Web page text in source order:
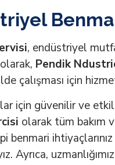
, endüstriyel
olarak, Pendik
çalışması için
için güvenilir ve
olarak tüm bakım
benmari ihtiyaçlarınız
Ayrıca,